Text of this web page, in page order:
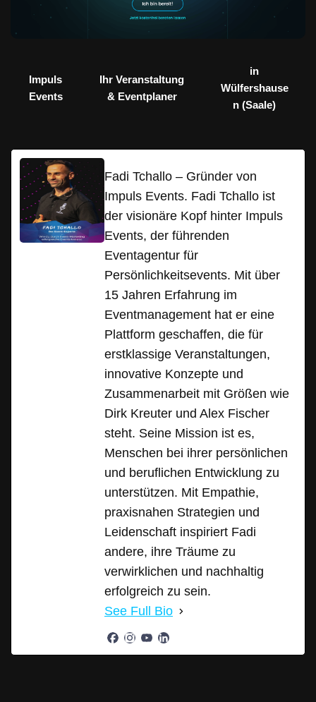
Impuls
Events
Ihr Veranstaltung
& Eventplaner
in
Wülfershause
n (Saale)
Fadi Tchallo – Gründer von
Impuls Events. Fadi Tchallo ist
der visionäre Kopf hinter Impuls
Events, der führenden
Eventagentur für
Persönlichkeitsevents. Mit über
15 Jahren Erfahrung im
Eventmanagement hat er eine
Plattform geschaffen, die für
erstklassige Veranstaltungen,
innovative Konzepte und
Zusammenarbeit mit Größen wie
Dirk Kreuter und Alex Fischer
steht. Seine Mission ist es,
Menschen bei ihrer persönlichen
und beruflichen Entwicklung zu
unterstützen. Mit Empathie,
praxisnahen Strategien und
Leidenschaft inspiriert Fadi
andere, ihre Träume zu
verwirklichen und nachhaltig
erfolgreich zu sein.
See Full Bio